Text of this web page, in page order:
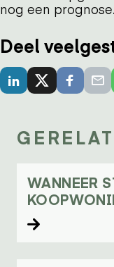
nog een prognose.
Deel
WANNEER
Lees verder